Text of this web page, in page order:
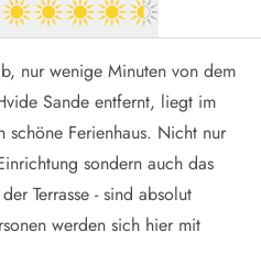
4.5 von 5
nur wenige Minuten von dem
Sande entfernt, liegt im
Ferienhaus. Nicht nur
sondern auch das
Terrasse - sind absolut
werden sich hier mit